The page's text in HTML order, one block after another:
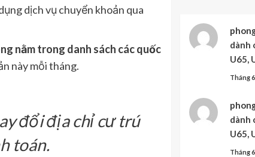
dịch vụ chuyển khoản qua
nằm trong danh sách các quốc
này mỗi tháng.
đổi địa chỉ cư trú
toán.
dành
U65,
Tháng
dành
U65,
Tháng